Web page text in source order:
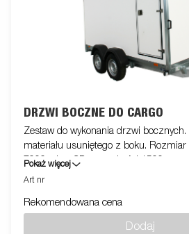
DRZWI BOCZNE DO CARGO
Zestaw do wykonania drzwi
materiału usuniętego z boku.
7000, płyta CD o wysokości 1500 mm.
przyczepie
Pokaż więcej
Art nr
Rekomendowana cena
Dodaj